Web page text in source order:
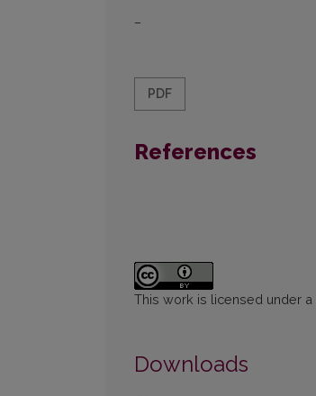
–
PDF
References
This work is licensed under a
Downloads